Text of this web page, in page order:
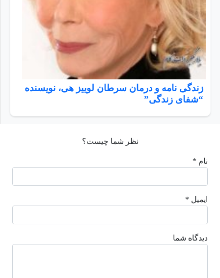
زندگی نامه و درمان سرطان لوییز هی، نویسنده
“شفای زندگی”
نظر شما چیست؟
نام *
ایمیل *
دیدگاه شما